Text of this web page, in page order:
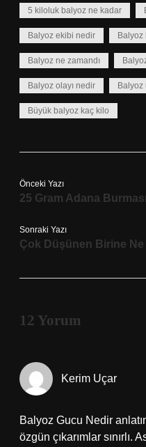
5 kiloluk balyoz ne kadar
Balyoz ekibi nedir Balyoz
Balyoz ne zamandı
Balyoz olayı nedir Balyoz
Büyük balyoz kaç kilo
Önceki Yazı
25 Gram Adana
Sonraki Yazı
Çok Düşünen Birine
12 Yorum
Kerim Uçar
Balyoz Gucu Nedir
özgün çıkarımlar sınırlı.